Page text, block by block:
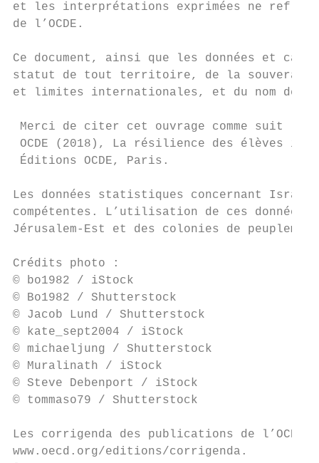
et les interprétations exprimées ne
de l’OCDE.
Ce document, ainsi que les données et
statut de tout territoire, de la
et limites internationales, et du nom
Merci de citer cet ouvrage comme suit :
OCDE (2018), La résilience des élèves
Éditions OCDE, Paris.
Les données statistiques concernant
compétentes. L’utilisation de ces données
Jérusalem‑Est et des colonies de
Crédits photo :
© bo1982 / iStock
© Bo1982 / Shutterstock
© Jacob Lund / Shutterstock
© kate_sept2004 / iStock
© michaeljung / Shutterstock
© Muralinath / iStock
© Steve Debenport / iStock
© tommaso79 / Shutterstock
Les corrigenda des publications de
www.oecd.org/editions/corrigenda.